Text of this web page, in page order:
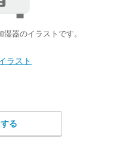
器のイラストです。
ラスト
る